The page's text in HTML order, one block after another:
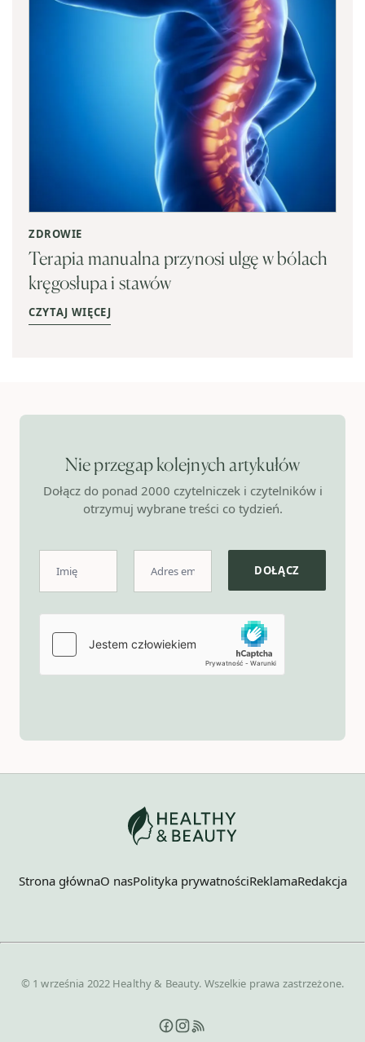
ZDROWIE
Terapia manualna przynosi ulgę w bólach
kręgosłupa i stawów
CZYTAJ WIĘCEJ
Nie przegap kolejnych artykułów
Dołącz do ponad 2000 czytelniczek i czytelników i
otrzymuj wybrane treści co tydzień.
Strona głównaO nasPolityka prywatnościReklamaRedakcja
© 1 września 2022 Healthy & Beauty. Wszelkie prawa zastrzeżone.